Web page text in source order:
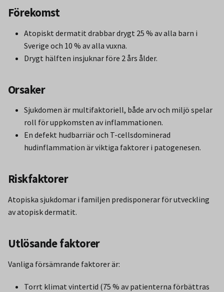
Förekomst
Atopiskt dermatit drabbar drygt 25 % av alla barn i
Sverige och 10 % av alla vuxna.
Drygt hälften insjuknar före 2 års ålder.
Orsaker
Sjukdomen är multifaktoriell, både arv och miljö spelar
roll för uppkomsten av inflammationen.
En defekt hudbarriär och T-cellsdominerad
hudinflammation är viktiga faktorer i patogenesen.
Riskfaktorer
Atopiska sjukdomar i familjen predisponerar för utveckling
av atopisk dermatit.
Utlösande faktorer
Vanliga försämrande faktorer är:
Torrt klimat vintertid (75 % av patienterna förbättras